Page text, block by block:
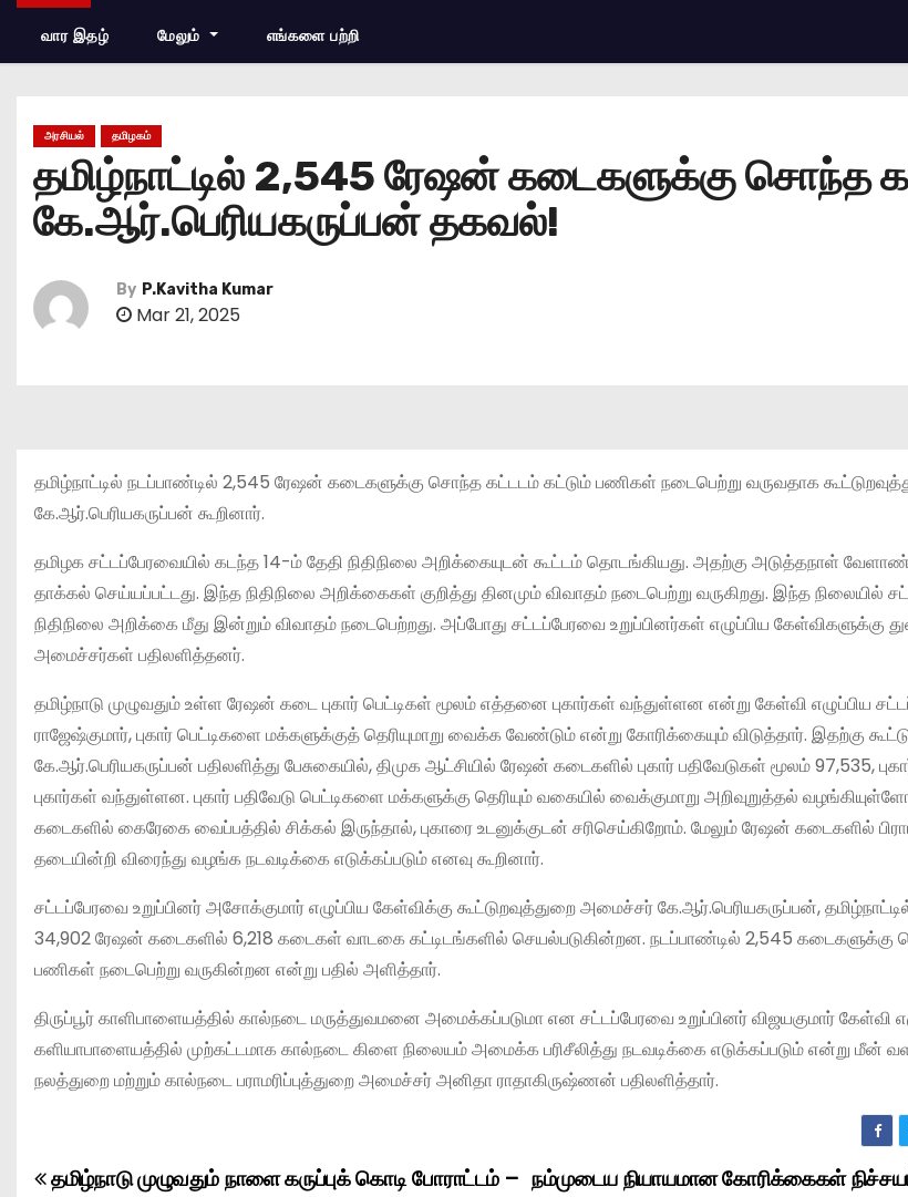
வார இதழ் மேலும் எங்களை பற்றி
அரசியல் தமிழகம்
தமிழ்நாட்டில் 2,545 ரேஷன் கடைகளுக்கு சொந்த
கே.ஆர்.பெரியகருப்பன் தகவல்!
By P.Kavitha Kumar
Mar 21, 2025
தமிழ்நாட்டில் நடப்பாண்டில் 2,545 ரேஷன் கடைகளுக்கு சொந்த கட்டடம் கட்டும் பணிகள் நடைபெற்று வருவதாக
கே.ஆர்.பெரியகருப்பன் கூறினார்.
தமிழக சட்டப்பேரவையில் கடந்த 14-ம் தேதி நிதிநிலை அறிக்கையுடன் கூட்டம் தொடங்கியது. அதற்கு அடுத்தநாள்
தாக்கல் செய்யப்பட்டது. இந்த நிதிநிலை அறிக்கைகள் குறித்து தினமும் விவாதம் நடைபெற்று வருகிறது. இந்த நிலையில்
நிதிநிலை அறிக்கை மீது இன்றும் விவாதம் நடைபெற்றது. அப்போது சட்டப்பேரவை உறுப்பினர்கள் எழுப்பிய கேள்விகளுக்கு
அமைச்சர்கள் பதிலளித்தனர்.
தமிழ்நாடு முழுவதும் உள்ள ரேஷன் கடை புகார் பெட்டிகள் மூலம் எத்தனை புகார்கள் வந்துள்ளன என்று கேள்வி எழுப்பிய
ராஜேஷ்குமார், புகார் பெட்டிகளை மக்களுக்குத் தெரியுமாறு வைக்க வேண்டும் என்று கோரிக்கையும் விடுத்தார். இதற்கு
கே.ஆர்.பெரியகருப்பன் பதிலளித்து பேசுகையில், திமுக ஆட்சியில் ரேஷன் கடைகளில் புகார் பதிவேடுகள் மூலம் 97,535,
புகார்கள் வந்துள்ளன. புகார் பதிவேடு பெட்டிகளை மக்களுக்கு தெரியும் வகையில் வைக்குமாறு அறிவுறுத்தல்
கடைகளில் கைரேகை வைப்பத்தில் சிக்கல் இருந்தால், புகாரை உடனுக்குடன் சரிசெய்கிறோம். மேலும் ரேஷன் கடைகளில்
தடையின்றி விரைந்து வழங்க நடவடிக்கை எடுக்கப்படும் எனவு கூறினார்.
சட்டப்பேரவை உறுப்பினர் அசோக்குமார் எழுப்பிய கேள்விக்கு கூட்டுறவுத்துறை அமைச்சர் கே.ஆர்.பெரியகருப்பன்,
34,902 ரேஷன் கடைகளில் 6,218 கடைகள் வாடகை கட்டிடங்களில் செயல்படுகின்றன. நடப்பாண்டில் 2,545 கடைகளுக்கு
பணிகள் நடைபெற்று வருகின்றன என்று பதில் அளித்தார்.
திருப்பூர் காளிபாளையத்தில் கால்நடை மருத்துவமனை அமைக்கப்படுமா என சட்டப்பேரவை உறுப்பினர் விஜயகுமார் கேள்வி
களியாபாளையத்தில் முற்கட்டமாக கால்நடை கிளை நிலையம் அமைக்க பரிசீலித்து நடவடிக்கை எடுக்கப்படும் என்று மீன்
நலத்துறை மற்றும் கால்நடை பராமரிப்புத்துறை அமைச்சர் அனிதா ராதாகிருஷ்ணன் பதிலளித்தார்.
P
நம்முடைய நியாயமான கோரிக்கைகள்
தமிழ்நாடு முழுவதும் நாளை கருப்புக் கொடி போராட்டம் –